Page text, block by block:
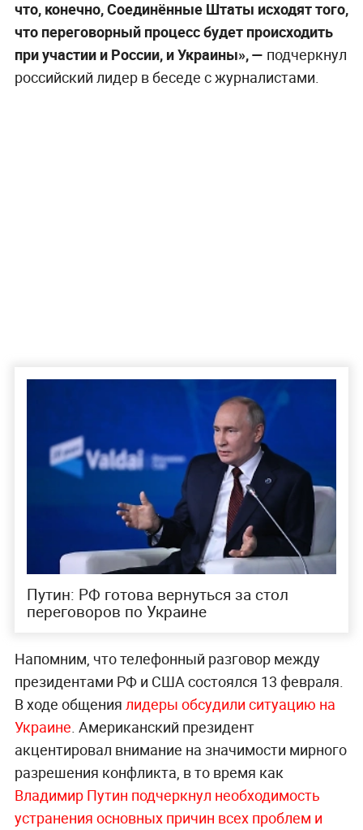
что, конечно, Соединённые Штаты исходят того,
что переговорный процесс будет происходить
при участии и России, и Украины», — подчеркнул
российский лидер в беседе с журналистами.
Путин: РФ готова вернуться за стол
переговоров по Украине
Напомним, что телефонный разговор между
президентами РФ и США состоялся 13 февраля.
В ходе общения лидеры обсудили ситуацию на
Украине. Американский президент
акцентировал внимание на значимости мирного
разрешения конфликта, в то время как
Владимир Путин подчеркнул необходимость
устранения основных причин всех проблем и